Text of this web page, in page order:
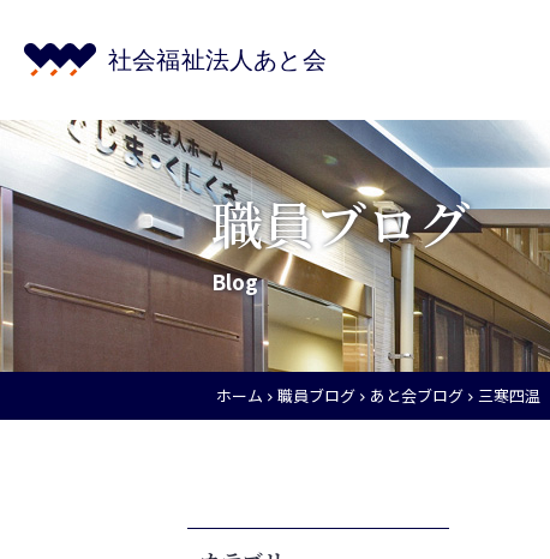
職員ブログ
Blog
ホーム 職員ブログ あと会ブログ 三寒四温